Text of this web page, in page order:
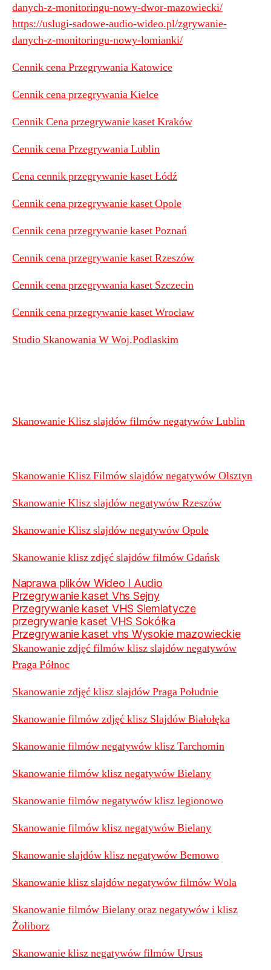
danych-z-monitoringu-nowy-dwor-mazowiecki/
https://uslugi-sadowe-audio-wideo.pl/zgrywanie-
danych-z-monitoringu-nowy-lomianki/
Cennik cena Przegrywania Katowice
Cennik cena przegrywania Kielce
Cennik Cena przegrywanie kaset Kraków
Cennik cena Przegrywania Lublin
Cena cennik przegrywanie kaset Łódź
Cennik cena przegrywanie kaset Opole
Cennik cena przegrywanie kaset Poznań
Cennik cena przegrywanie kaset Rzeszów
Cennik cena przegrywania kaset Szczecin
Cennik cena przegrywanie kaset Wrocław
Studio Skanowania W Woj.Podlaskim
Skanowanie Klisz slajdów filmów negatywów Lublin
Skanowanie Klisz Filmów slajdów negatywów Olsztyn
Skanowanie Klisz slajdów negatywów Rzeszów
Skanowanie Klisz slajdów negatywów Opole
Skanowanie klisz zdjęć slajdów filmów Gdańsk
Naprawa plików Wideo I Audio
Przegrywanie kaset Vhs Sejny
Przegrywanie kaset VHS Siemiatycze
przegrywanie kaset VHS Sokółka
Przegrywanie kaset vhs Wysokie mazowieckie
Skanowanie zdjęć filmów klisz slajdów negatywów
Praga Północ
Skanowanie zdjęć klisz slajdów Praga Południe
Skanowanie filmów zdjęć klisz Slajdów Białołęka
Skanowanie filmów negatywów klisz Tarchomin
Skanowanie filmów klisz negatywów Bielany
Skanowanie filmów negatywów klisz legionowo
Skanowanie filmów klisz negatywów Bielany
Skanowanie slajdów klisz negatywów Bemowo
Skanowanie klisz slajdów negatywów filmów Wola
Skanowanie filmów Bielany oraz negatywów i klisz
Żoliborz
Skanowanie klisz negatywów filmów Ursus